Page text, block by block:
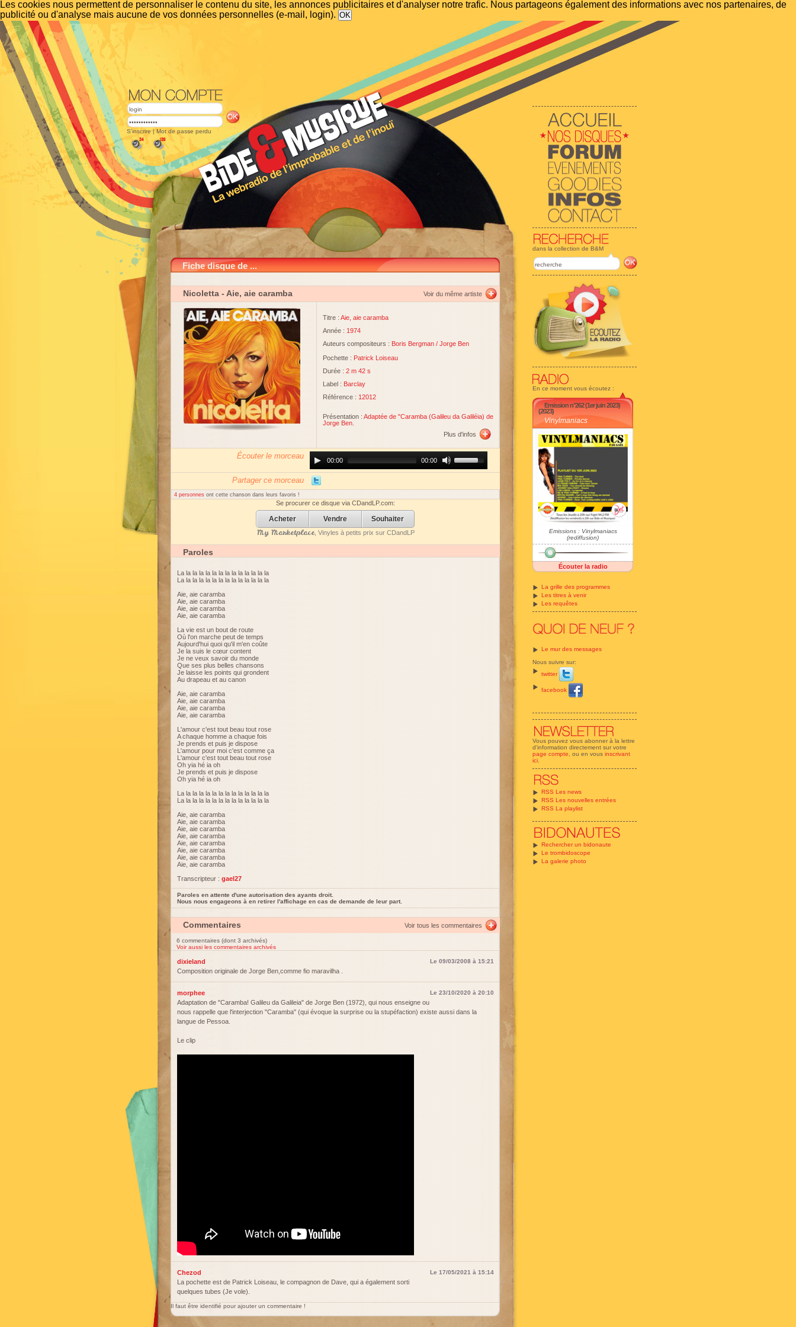
Les cookies nous permettent de personnaliser le contenu du site, les annonces publicitaires et d'analyser notre trafic. Nous partageons également des informations avec nos partenaires, de
publicité ou d'analyse mais aucune de vos données personnelles (e-mail, login).
dans la collection de B&M
En ce moment vous écoutez :
Emission n°262 (1er juin 2023)
(2023)
Vinylmaniacs
Emissions : Vinylmaniacs
(rediffusion)
Écouter la radio
La grille des programmes
Les titres à venir
Les requêtes
Le mur des messages
Nous suivre sur:
twitter
facebook
Vous pouvez vous abonner à la lettre
d'information directement sur votre
page compte , ou en vous inscrivant
ici
RSS Les news
RSS Les nouvelles entrées
RSS La playlist
Rechercher un bidonaute
Le trombidoscope
La galerie photo
S'inscrire | Mot de passe perdu
Fiche disque de ...
Nicoletta - Aie, aie caramba Voir du même artiste
Titre : Aie, aie caramba
Année : 1974
Auteurs compositeurs : Boris Bergman / Jorge Ben
Pochette : Patrick Loiseau
Durée : 2 m 42 s
Label : Barclay
Référence : 12012
Présentation : Adaptée de "Caramba (Galileu da Galiléia) de
Jorge Ben.
Plus d'infos
Écouter le morceau
Player00:00 00:00
Up/Down
Arrow
increase
or
Partager ce morceau
4 personnes ont cette chanson dans leurs favoris !
Se procurer ce disque via CDandLP.com:
Acheter Vendre Souhaiter
My Marketplace, Vinyles à petits prix sur CDandLP
Paroles
La la la la la la la la la la la la la la
La la la la la la la la la la la la la la
Aie, aie caramba
Aie, aie caramba
Aie, aie caramba
Aie, aie caramba
La vie est un bout de route
Où l'on marche peut de temps
Aujourd'hui quoi qu'il m'en coûte
Je la suis le cœur content
Je ne veux savoir du monde
Que ses plus belles chansons
Je laisse les points qui grondent
Au drapeau et au canon
Aie, aie caramba
Aie, aie caramba
Aie, aie caramba
Aie, aie caramba
L'amour c'est tout beau tout rose
A chaque homme a chaque fois
Je prends et puis je dispose
L'amour pour moi c'est comme ça
L'amour c'est tout beau tout rose
Oh yia hé ia oh
Je prends et puis je dispose
Oh yia hé ia oh
La la la la la la la la la la la la la la
La la la la la la la la la la la la la la
Aie, aie caramba
Aie, aie caramba
Aie, aie caramba
Aie, aie caramba
Aie, aie caramba
Aie, aie caramba
Aie, aie caramba
Aie, aie caramba
Transcripteur : gael27
Paroles en attente d'une autorisation des ayants droit.
Nous nous engageons à en retirer l'affichage en cas de demande de leur part.
Commentaires Voir tous les commentaires
6 commentaires (dont 3 archivés)
Voir aussi les commentaires archivés
dixieland Le 09/03/2008 à 15:21
Composition originale de Jorge Ben,comme fio maravilha .
morphee Le 23/10/2020 à 20:10
Adaptation de "Caramba! Galileu da Galileia" de Jorge Ben (1972), qui nous enseigne ou
nous rappelle que l'interjection "Caramba" (qui évoque la surprise ou la stupéfaction) existe aussi dans la
langue de Pessoa.
Le clip
Chezod Le 17/05/2021 à 15:14
La pochette est de Patrick Loiseau, le compagnon de Dave, qui a également sorti
quelques tubes (Je vole).
Il faut être identifié pour ajouter un commentaire !